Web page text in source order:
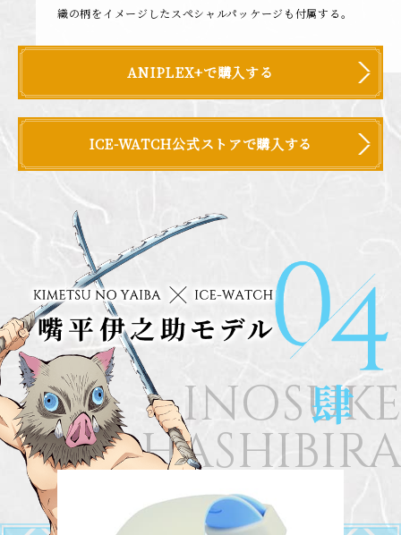
織の柄をイメージしたスペシャルパッケージも付属する。
ANIPLEX+で購入する
ICE-WATCH公式ストアで購入する